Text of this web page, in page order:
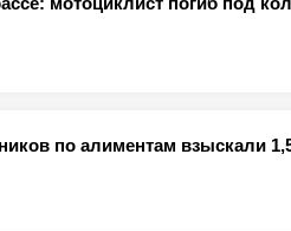
по алиментам взыскали